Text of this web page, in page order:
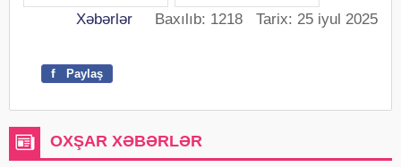
Xəbərlər Baxılıb: 1218 Tarix: 25 iyul 2025
f Paylaş
OXŞAR XƏBƏRLƏR